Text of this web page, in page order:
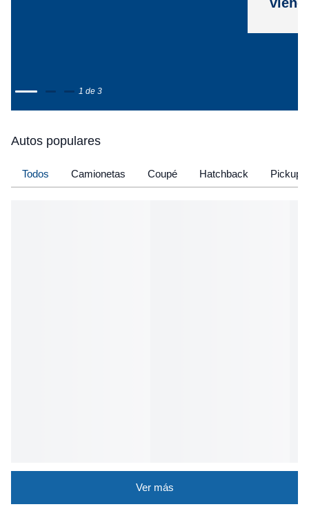
1 de 3
Autos populares
Todos Camionetas Coupé Hatchback Pickup
Ver más